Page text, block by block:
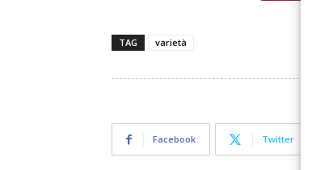
TAG varietà
Facebook Twitter